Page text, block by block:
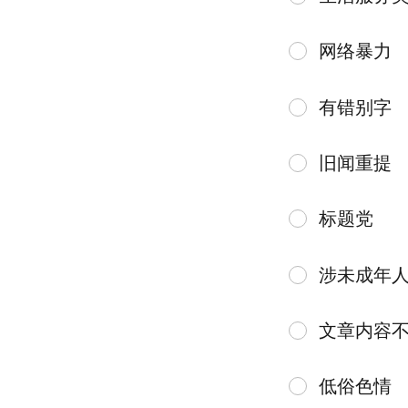
网络暴力
有错别字
旧闻重提
标题党
涉未成年
文章内容
低俗色情